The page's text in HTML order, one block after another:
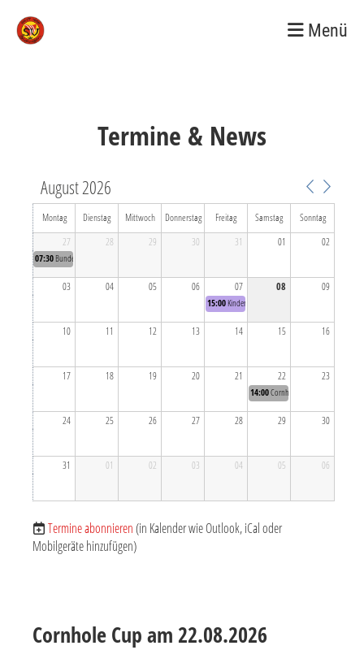
Menü
Termine & News
August 2026
Montag Dienstag Mittwoch Donnerstag Freitag Samstag
Sonntag
27
28 29 30 31 01 02
03 04 05 06 07 08 09
10 11 12 13 14 15 16
17 18 19 20 21 22 23
24 25 26 27 28 29 30
31 01 02 03 04 05 06
07:30Bundesjugendspiele (Ausweichtermin)
15:00Kinder Korbball Gauditurnier
14:00Cornhole Cup für Groß & Klein
Termine abonnieren(in Kalender wie Outlook, iCal oder
Mobilgeräte hinzufügen)
Cornhole Cup am 22.08.2026